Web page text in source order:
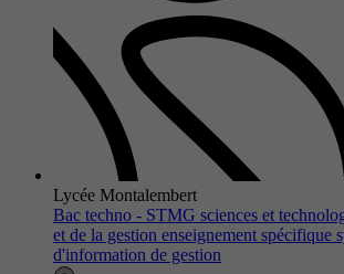
Lycée Montalembert
Bac techno - STMG sciences et
et de la gestion enseignement spécifique
d'information de gestion